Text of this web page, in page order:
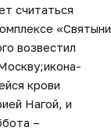
считаться
«Святыни
возвестил
крови
Нагой, и
–